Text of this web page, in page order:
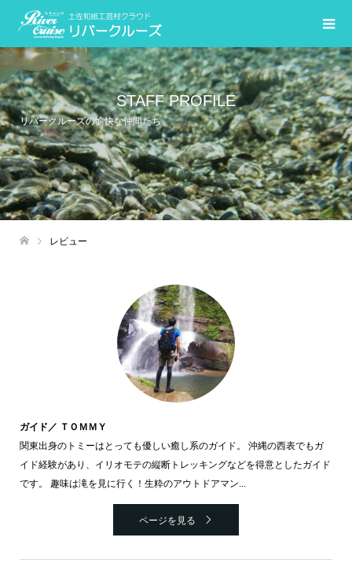
STAFF PROFILE
リバークルーズの愉快な仲間たち
レビュー
ガイド／ ＴＯＭＭＹ
関東出身のトミーはとっても優しい癒し系のガイド。 沖縄の西表でもガ
イド経験があり、イリオモテの縦断トレッキングなどを得意としたガイド
です。 趣味は滝を見に行く！生粋のアウトドアマン...
ページを見る